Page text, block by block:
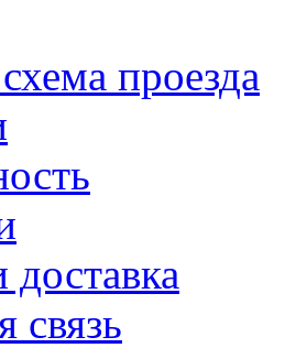
проезда
связь